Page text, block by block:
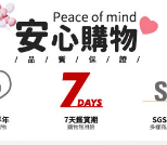
股份有限公司」（以下簡
務購買商品或服務，並由
，依約使用本公司帳單繳
付你分期」之契約關係目
地址）提供予台灣大哥大進
帳單所需資料之確認、核
式進行付款，方視為交易
下不需立刻繳費，但若您
同意取消之訂單仍視為有
先享後付 」之結帳頁
取消欲退款等相關疑問，請
白天至晚上皆可能
含以上)免運費